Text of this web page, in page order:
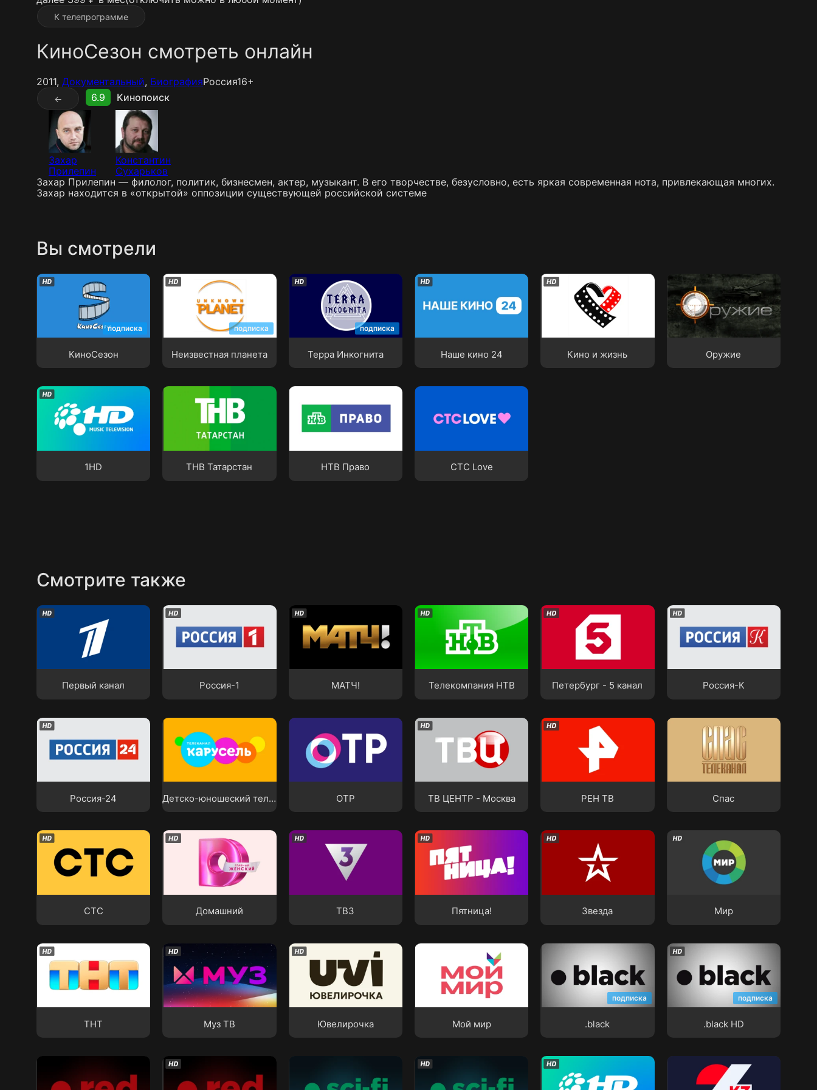
К телепрограмме
КиноСезон смотреть онлайн
2011, Документальный, БиографияРоссия16+
← 6.9 Кинопоиск
Захар
Прилепин
Константин
Сухарьков
Захар Прилепин — филолог, политик, бизнесмен, актер, музыкант. В его творчестве, безусловно, есть яркая современная нота, привлекающая многих.
Захар находится в «открытой» оппозиции существующей российской системе
Вы смотрели
подписка
КиноСезон
КиноСезон
подписка
Неизвестная планета
Неизвестная планета
подписка
Терра Инкогнита
Терра Инкогнита Наше кино 24
Кино и жизнь
Кино и жизнь
Оружие
Оружие
1HD
ТНВ Татарстан
ТНВ Татарстан НТВ Право СТС Love
Смотрите также
Первый канал
Первый канал Россия-1 МАТЧ! Телекомпания НТВ
Петербург - 5 канал
Петербург - 5 канал Россия-К
Россия-24
Детско-юношеский
Детско-юношеский телеканал «Карусель» ОТР ТВ ЦЕНТР - Москва РЕН ТВ Спас
СТС
Домашний
Домашний ТВ3 Пятница! Звезда Мир
ТНТ
Муз ТВ
Муз ТВ
Ювелирочка
Ювелирочка Мой мир
подписка
.black
подписка
.black HD